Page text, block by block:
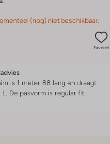
(nog) niet beschikbaar.
Favoriet
is 1 meter 88 lang en draagt
L. De pasvorm is regular fit.